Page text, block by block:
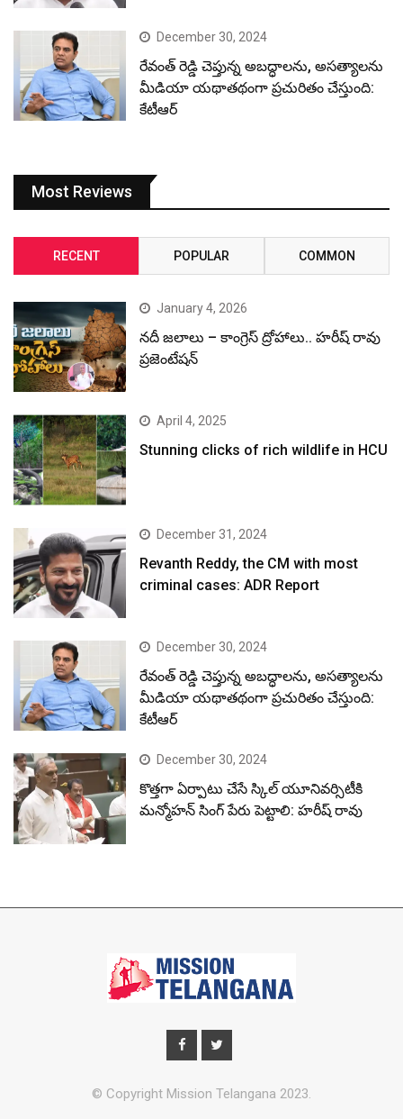
December 30, 2024
రేవంత్ రెడ్డి చెప్తున్న అబద్ధాలను, అసత్యాలను
మీడియా యథాతథంగా ప్రచురితం చేస్తుంది:
కేటీఆర్
Most Reviews
RECENT POPULAR COMMON
January 4, 2026
నదీ జలాలు – కాంగ్రెస్ ద్రోహాలు.. హరీష్ రావు
ప్రజెంటేషన్
April 4, 2025
Stunning clicks of rich wildlife in HCU
December 31, 2024
Revanth Reddy, the CM with most
criminal cases: ADR Report
December 30, 2024
రేవంత్ రెడ్డి చెప్తున్న అబద్ధాలను, అసత్యాలను
మీడియా యథాతథంగా ప్రచురితం చేస్తుంది:
కేటీఆర్
December 30, 2024
కొత్తగా ఏర్పాటు చేసే స్కిల్ యూనివర్సిటీకి
మన్మోహన్ సింగ్ పేరు పెట్టాలి: హరీష్ రావు
© Copyright Mission Telangana 2023.